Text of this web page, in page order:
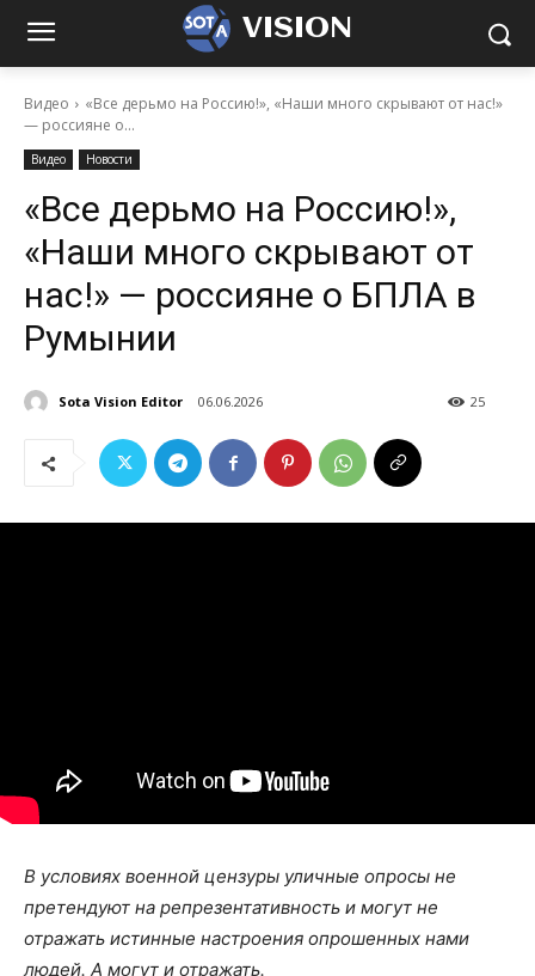
VISION
Видео
«Все дерьмо на Россию!», «Наши много скрывают от нас!»
— россияне о...
Видео Новости
«Все дерьмо на Россию!»,
«Наши много скрывают от
нас!» — россияне о БПЛА в
Румынии
Sota Vision Editor 06.06.2026 25
В условиях военной цензуры уличные опросы не
претендуют на репрезентативность и могут не
отражать истинные настроения опрошенных нами
людей. А могут и отражать.